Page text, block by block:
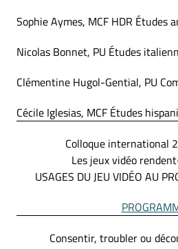
Sophie Aymes, MCF HDR Études
Nicolas Bonnet, PU Études
Clémentine Hugol-Gential, PU
Cécile Iglesias, MCF Études
Colloque international
Les jeux vidéo
USAGES DU JEU VIDÉO AU
Consentir, troubler ou